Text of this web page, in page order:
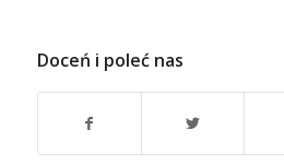
Doceń i poleć nas